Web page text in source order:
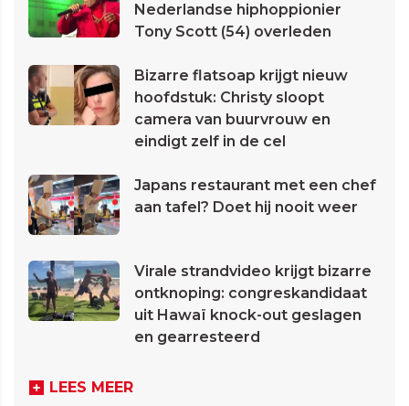
Nederlandse hiphoppionier
Tony Scott (54) overleden
Bizarre flatsoap krijgt nieuw
hoofdstuk: Christy sloopt
camera van buurvrouw en
eindigt zelf in de cel
Japans restaurant met een chef
aan tafel? Doet hij nooit weer
Virale strandvideo krijgt bizarre
ontknoping: congreskandidaat
uit Hawaï knock-out geslagen
en gearresteerd
LEES MEER